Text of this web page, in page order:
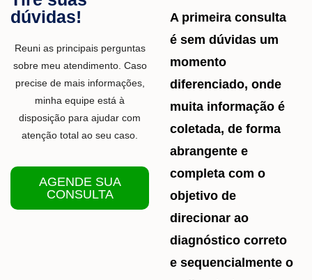
dúvidas!
Reuni as principais perguntas
sobre meu atendimento. Caso
precise de mais informações,
minha equipe está à
disposição para ajudar com
atenção total ao seu caso.
AGENDE SUA
CONSULTA
A primeira consulta
é sem dúvidas um
momento
diferenciado, onde
muita informação é
coletada, de forma
abrangente e
completa com o
objetivo de
direcionar ao
diagnóstico correto
e sequencialmente o